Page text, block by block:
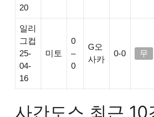
20
일리
그컵
25-
04-
16
미토
0
–
0
G오
사카
0-0 무
사간도스 최근 10